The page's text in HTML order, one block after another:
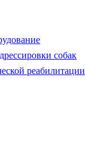
собак
реабилитации